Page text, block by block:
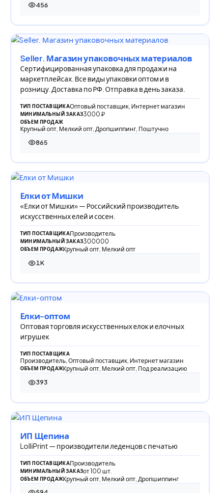
456
456 просмотров
Seller. Магазин упаковочных материалов
Сертифицированная упаковка для продажи на
маркетплейсах. Все виды упаковки оптом и в
розницу. Доставка по РФ. Отправка в день заказа.
ТИП ПОСТАВЩИКАОптовый поставщик, Интернет магазин
МИНИМАЛЬНЫЙ ЗАКАЗ3000 ₽
ОБЪЕМ ПРОДАЖ
Крупный опт, Мелкий опт, Дропшиппинг, Поштучно
865
865 просмотров
Елки от Мишки
«Елки от Мишки» — Российский производитель
искусственных елей и сосен.
ТИП ПОСТАВЩИКАПроизводитель
МИНИМАЛЬНЫЙ ЗАКАЗ300000
ОБЪЕМ ПРОДАЖКрупный опт, Мелкий опт
1K
1 002 просмотра
Елки-оптом
Оптовая торговля искусственных елок и елочных
игрушек
ТИП ПОСТАВЩИКА
Производитель, Оптовый поставщик, Интернет магазин
ОБЪЕМ ПРОДАЖКрупный опт, Мелкий опт, Под реализацию
393
393 просмотра
ИП Щепина
LolliPrint — производители леденцов с печатью
ТИП ПОСТАВЩИКАПроизводитель
МИНИМАЛЬНЫЙ ЗАКАЗот 100 шт.
ОБЪЕМ ПРОДАЖКрупный опт, Мелкий опт, Дропшиппинг